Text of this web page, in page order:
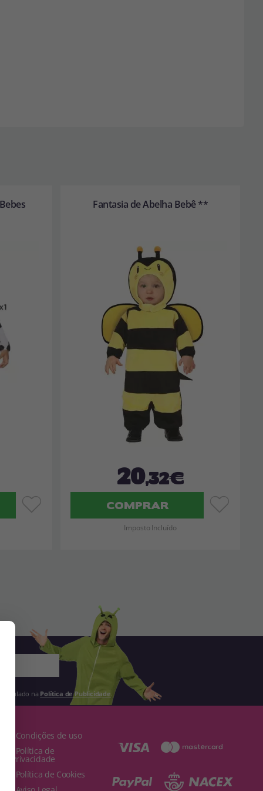
Fantasia de Abelha Bebê **
20,32€
COMPRAR
Imposto Incluído
na Política de Publicidade
· Condições de uso
· Política de
Privacidade
· Política de Cookies